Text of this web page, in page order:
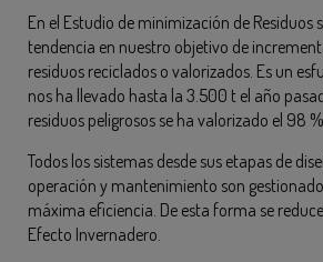
En el Estudio de minimización de Residuos
tendencia en nuestro objetivo de
residuos reciclados o valorizados. Es un
nos ha llevado hasta la 3.500 t el año
residuos peligrosos se ha valorizado el 98 %.
Todos los sistemas desde sus etapas de
operación y mantenimiento son
máxima eficiencia. De esta forma se
Efecto Invernadero.